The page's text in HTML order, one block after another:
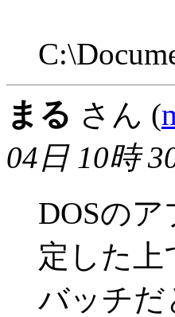
まる さん (
04日 10時
DOSの
定した
バッチだ